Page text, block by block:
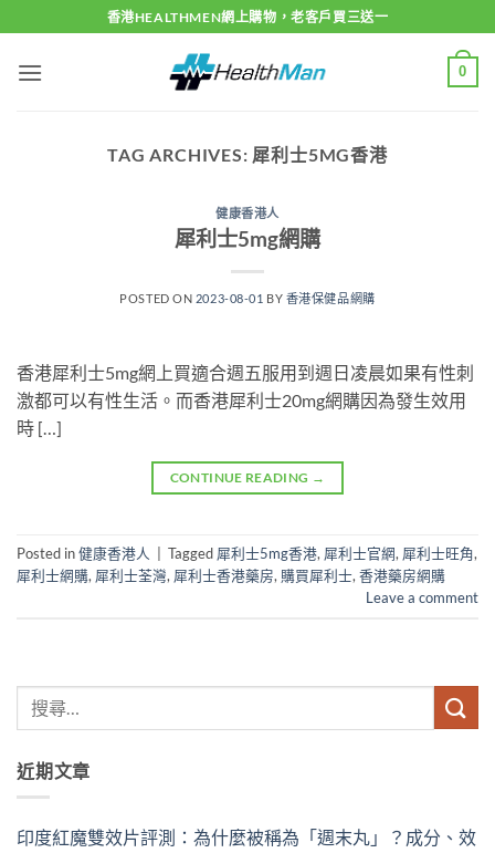
to
content
香港HEALTHMEN網上購物，老客戶買三送一
0
TAG ARCHIVES: 犀利士5MG香港
健康香港人
犀利士5mg網購
POSTED ON 2023-08-01 BY 香港保健品網購
香港犀利士5mg網上買適合週五服用到週日凌晨如果有性刺
激都可以有性生活。而香港犀利士20mg網購因為發生效用
時 […]
CONTINUE READING →
Posted in健康香港人 Tagged 犀利士5mg香港, 犀利士官網, 犀利士旺角,
犀利士網購, 犀利士荃灣, 犀利士香港藥房, 購買犀利士, 香港藥房網購
Leave a comment
近期文章
印度紅魔雙效片評測：為什麼被稱為「週末丸」？成分、效